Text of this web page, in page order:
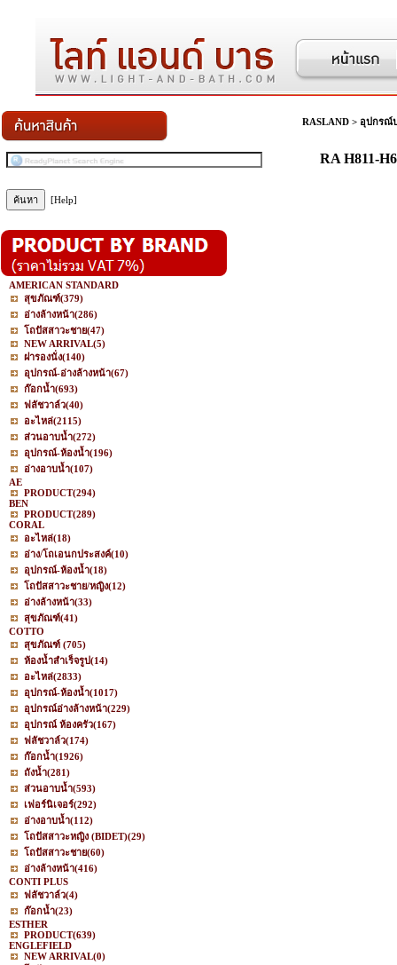
[Help]
AMERICAN STANDARD
สุขภัณฑ์(379)
อ่างล้างหน้า(286)
โถปัสสาวะชาย(47)
NEW ARRIVAL(5)
ฝารองนั่ง(140)
อุปกรณ์-อ่างล้างหน้า(67)
ก๊อกน้ำ(693)
ฟลัชวาล์ว(40)
อะไหล่(2115)
ส่วนอาบน้ำ(272)
อุปกรณ์-ห้องน้ำ(196)
อ่างอาบน้ำ(107)
AE
PRODUCT(294)
BEN
PRODUCT(289)
CORAL
อะไหล่(18)
อ่าง/โถเอนกประสงค์(10)
อุปกรณ์-ห้องน้ำ(18)
โถปัสสาวะชาย/หญิง(12)
อ่างล้างหน้า(33)
สุขภัณฑ์(41)
COTTO
สุขภัณฑ์ (705)
ห้องน้ำสำเร็จรูป(14)
อะไหล่(2833)
อุปกรณ์-ห้องน้ำ(1017)
อุปกรณ์อ่างล้างหน้า(229)
อุปกรณ์ ห้องครัว(167)
ฟลัชวาล์ว(174)
ก๊อกน้ำ(1926)
ถังน้ำ(281)
ส่วนอาบน้ำ(593)
เฟอร์นิเจอร์(292)
อ่างอาบน้ำ(112)
โถปัสสาวะหญิง (BIDET)(29)
โถปัสสาวะชาย(60)
อ่างล้างหน้า(416)
CONTI PLUS
ฟลัชวาล์ว(4)
ก๊อกน้ำ(23)
ESTHER
PRODUCT(639)
ENGLEFIELD
NEW ARRIVAL(0)
RASLAND > อุปกรณ์
RA H811-